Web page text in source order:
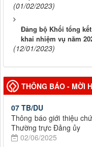
(01/02/2023)
Đảng bộ Khối tổng
khai nhiệm vụ năm
(12/01/2023)
THÔNG BÁO - MỜI
07 TB/DU
Thông báo giới thiệu
Thường trực Đảng ủy
02/06/2025